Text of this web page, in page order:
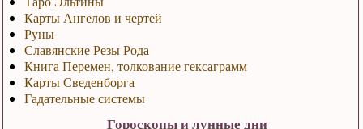
Карты Ангелов и чертей
Руны
Славянские Резы Рода
Книга Перемен, толкование гексаграмм
Карты Сведенборга
Гадательные системы
Гороскопы и лунные дни